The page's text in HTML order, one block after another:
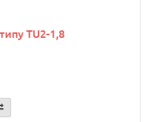
TU2-1,8